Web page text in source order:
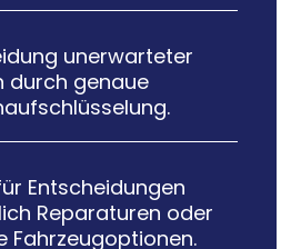
unerwarteter
durch genaue
Entscheidungen
Reparaturen oder
Fahrzeugoptionen.